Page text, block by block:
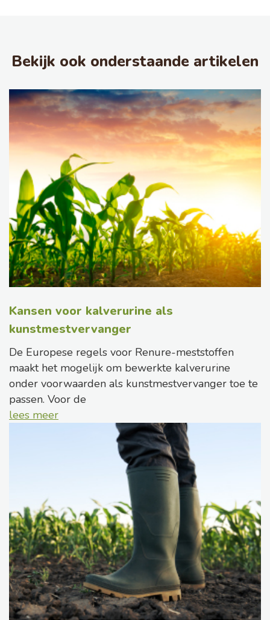
Bekijk ook onderstaande artikelen
Kansen voor kalverurine als
kunstmestvervanger
De Europese regels voor Renure-meststoffen
maakt het mogelijk om bewerkte kalverurine
onder voorwaarden als kunstmestvervanger toe te
passen. Voor de
lees meer